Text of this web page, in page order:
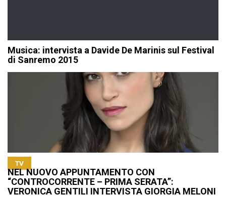
Musica: intervista a Davide De Marinis sul Festival
di Sanremo 2015
TV
NEL NUOVO APPUNTAMENTO CON
“CONTROCORRENTE – PRIMA SERATA”:
VERONICA GENTILI INTERVISTA GIORGIA MELONI